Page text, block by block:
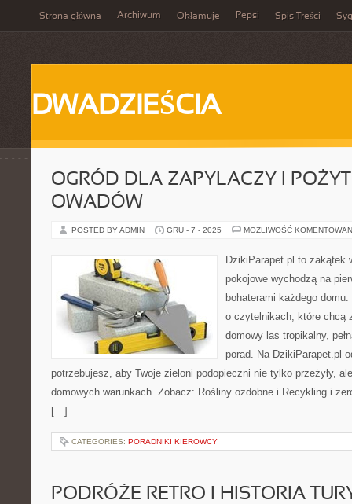
Strona główna Archiwum Okłamuje Pepsi Spis Treści
DWADZIEŚCIA
OGRÓD DLA ZAPYLACZY I
OWADÓW
POSTED BY ADMIN GRU - 7 - 2025 MOŻLIWOŚĆ
DzikiParapet.pl to zakątek
pokojowe wychodzą na
bohaterami każdego
o czytelnikach, które chcą
domowy las tropikalny,
porad. Na DzikiParapet.pl
potrzebujesz, aby Twoje zieloni podopieczni nie tylko przeżyły,
domowych warunkach. Zobacz: Rośliny ozdobne i Recykling i
[…]
CATEGORIES: PORADNIKI KIEROWCY
PODRÓŻE RETRO I HISTORIA